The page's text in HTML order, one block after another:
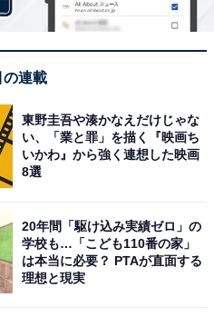
物質による刺激を受けるこ
変化してしまう部分がある
の「戻ることのない変化」
例えば、風邪薬をはじめと
止めて一定期間すれば身体
かし、覚せい剤にはこの作
の影響がずっと身体に残る
の連載
東野圭吾や湊かなえだけじゃな
い、「業と罪」を描く『映画ち
いかわ』から強く連想した映画
8選
20年間「駆け込み実績ゼロ」の
学校も…「こども110番の家」
は本当に必要？ PTAが直面する
理想と現実